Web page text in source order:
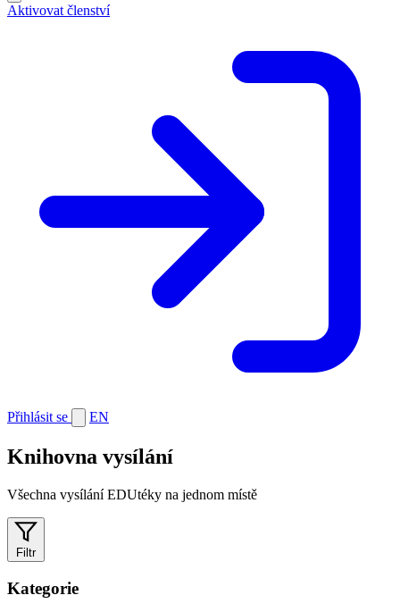
Aktivovat členství
Přihlásit se EN
Knihovna vysílání
Všechna vysílání EDUtéky na jednom místě
Filtr
Kategorie